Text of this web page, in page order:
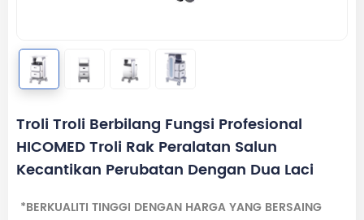
Troli Troli Berbilang Fungsi Profesional
HICOMED Troli Rak Peralatan Salun
Kecantikan Perubatan Dengan Dua Laci
*BERKUALITI TINGGI DENGAN HARGA YANG BERSAING